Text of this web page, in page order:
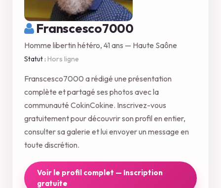
Franscesco7000
Homme libertin hétéro, 41 ans — Haute Saône
Statut : Hors ligne
Franscesco7000 a rédigé une présentation
complète et partagé ses photos avec la
communauté CokinCokine. Inscrivez-vous
gratuitement pour découvrir son profil en entier,
consulter sa galerie et lui envoyer un message en
toute discrétion.
Voir le profil complet — Inscription
gratuite